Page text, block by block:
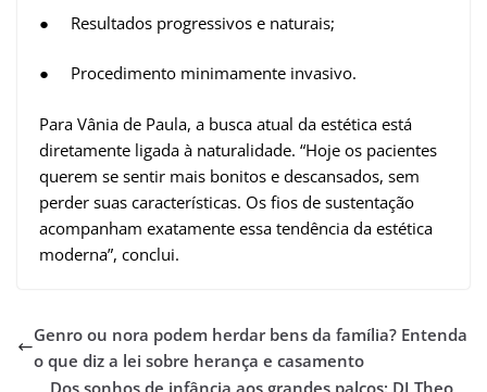
● Resultados progressivos e naturais;
● Procedimento minimamente invasivo.
Para Vânia de Paula, a busca atual da estética está
diretamente ligada à naturalidade. “Hoje os pacientes
querem se sentir mais bonitos e descansados, sem
perder suas características. Os fios de sustentação
acompanham exatamente essa tendência da estética
moderna”, conclui.
Genro ou nora podem herdar bens da família? Entenda
o que diz a lei sobre herança e casamento
Dos sonhos de infância aos grandes palcos: DJ Theo